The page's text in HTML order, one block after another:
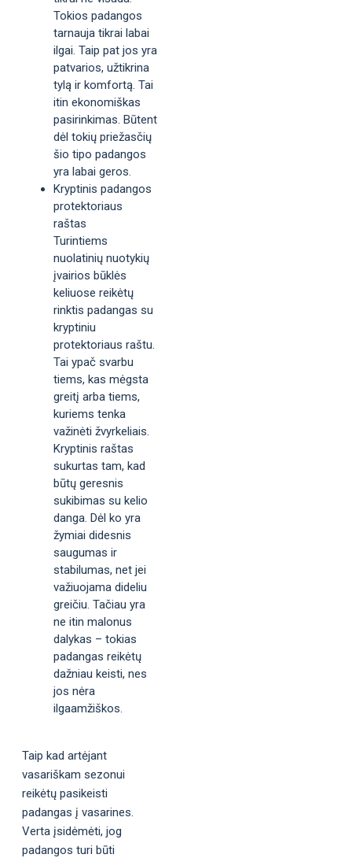
Tokios padangos
tarnauja tikrai labai
ilgai. Taip pat jos yra
patvarios, užtikrina
tylą ir komfortą. Tai
itin ekonomiškas
pasirinkimas. Būtent
dėl tokių priežasčių
šio tipo padangos
yra labai geros.
Kryptinis padangos
protektoriaus
raštas
Turintiems
nuolatinių nuotykių
įvairios būklės
keliuose reikėtų
rinktis padangas su
kryptiniu
protektoriaus raštu.
Tai ypač svarbu
tiems, kas mėgsta
greitį arba tiems,
kuriems tenka
važinėti žvyrkeliais.
Kryptinis raštas
sukurtas tam, kad
būtų geresnis
sukibimas su kelio
danga. Dėl ko yra
žymiai didesnis
saugumas ir
stabilumas, net jei
važiuojama dideliu
greičiu. Tačiau yra
ne itin malonus
dalykas – tokias
padangas reikėtų
dažniau keisti, nes
jos nėra
ilgaamžiškos.
Taip kad artėjant
vasariškam sezonui
reikėtų pasikeisti
padangas į vasarines.
Verta įsidėmėti, jog
padangos turi būti